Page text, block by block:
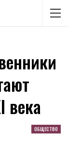
века
ОБЩЕСТВО